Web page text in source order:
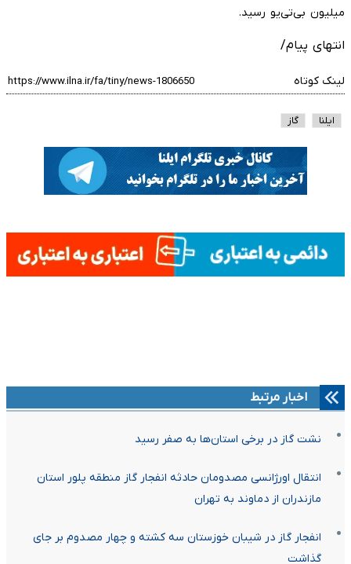
میلیون بی‌تی‌یو رسید.
انتهای پیام/
لینک کوتاه
ایلنا گاز
اخبار مرتبط
نشت گاز در برخی استان‌ها به صفر رسید
انتقال اورژانسی مصدومان حادثه انفجار گاز منطقه پلور استان
مازندران از دماوند به تهران
انفجار گاز در شیبان خوزستان سه کشته و چهار مصدوم بر جای
گذاشت